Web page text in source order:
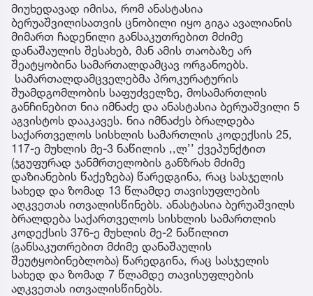
მიუხედავად იმისა, რომ ანასტასია
ბერუაშვილისათვის ცნობილი იყო გიგა ავალიანის
მიმართ ჩადენილი განსაკუთრებით მძიმე
დანაშაულის შესახებ, მან ამის თაობაზე არ
შეატყობინა სამართალდამცავ ორგანოებს.
სამართალდამცველებმა პროკურატურის
შუამდგომლობის საფუძველზე, მოსამართლის
განჩინებით ნია იმნაძე და ანასტასია ბერუაშვილი 5
აგვისტოს დააკავეს. ნია იმნაძეს ბრალდება
საქართველოს სისხლის სამართლის კოდექსის 25,
117-ე მუხლის მე-3 ნაწილის ,,ლ’’ ქვეპუნქტით
(ჯგუფურად ჯანმრთელობის განზრახ მძიმე
დაზიანების წაქეზება) წარედგინა, რაც სასჯელის
სახედ და ზომად 13 წლამდე თავისუფლების
აღკვეთას ითვალისწინებს. ანასტასია ბერუაშვილს
ბრალდება საქართველოს სისხლის სამართლის
კოდექსის 376-ე მუხლის მე-2 ნაწილით
(განსაკუთრებით მძიმე დანაშაულის
შეუტყობინებლობა) წარედგინა, რაც სასჯელის
სახედ და ზომად 7 წლამდე თავისუფლების
აღკვეთას ითვალისწინებს.